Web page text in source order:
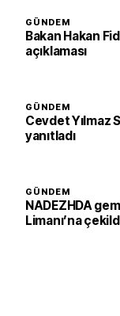
GÜNDEM
Bakan Hakan
açıklaması
GÜNDEM
Cevdet Yılmaz
yanıtladı
GÜNDEM
NADEZHDA
Limanı’na